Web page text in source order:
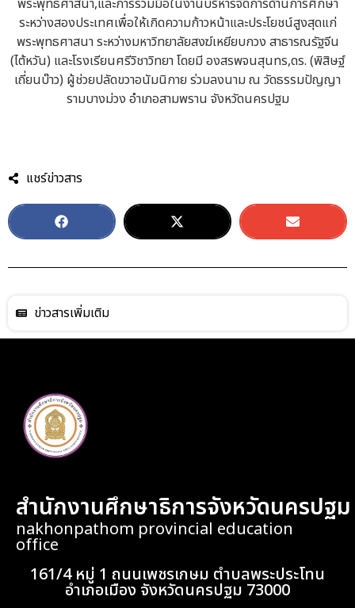
พระพุทธศาสนา,และการร่วมมือในงานบริหารจัดการด้านการศึกษา
ระหว่างสองประเทศเพื่อให้เกิดความก้าวหน้าและประโยชน์สูงสุดแก่
พระพุทธศาสนา ระหว่างมหาวิทยาลัยสงฆ์เหยียบกวง สาธารณรัฐจีน
(ไต้หวัน) และโรงเรียนศรีวิชาวิทยา โดยมี องสรพจนสุนทร,ดร. (พิสิษฐ์
เถี่ยนบ๊าว) ผู้ช่วยปลัดขวาอนัมนิกาย ร่วมลงนาม ณ วัดธรรมปัญญา
รามบางม่วง อำเภอสามพราน จังหวัดนครปฐม
แชร์ข่าวสาร
ข่าวสารเพิ่มเติม
สำนักงานศึกษาธิการจังหวัดนครปฐม
nakhonpathom provincial education
office
161/4 หมู่ 1 ถนนเพชรเกษม ตำบลพระประโทน
อำเภอเมือง จังหวัดนครปฐม 73000